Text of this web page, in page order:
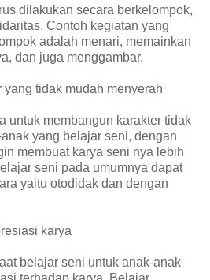
dilakukan secara berkelompok,
Contoh kegiatan yang
adalah menari, memainkan
dan juga menggambar.
tidak mudah menyerah
untuk membangun karakter tidak
yang belajar seni, dengan
membuat karya seni nya lebih
seni pada umumnya dapat
yaitu otodidak dan dengan
karya
belajar seni untuk anak-anak